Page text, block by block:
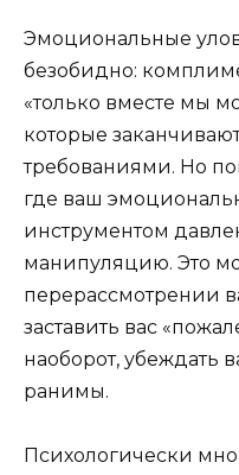
Эмоциональные
безобидно:
«только вместе мы
которые
требованиями. Но
где ваш
инструментом
манипуляцию. Это
перерассмотрении
заставить вас
наоборот, убеждать
ранимы.
Психологически